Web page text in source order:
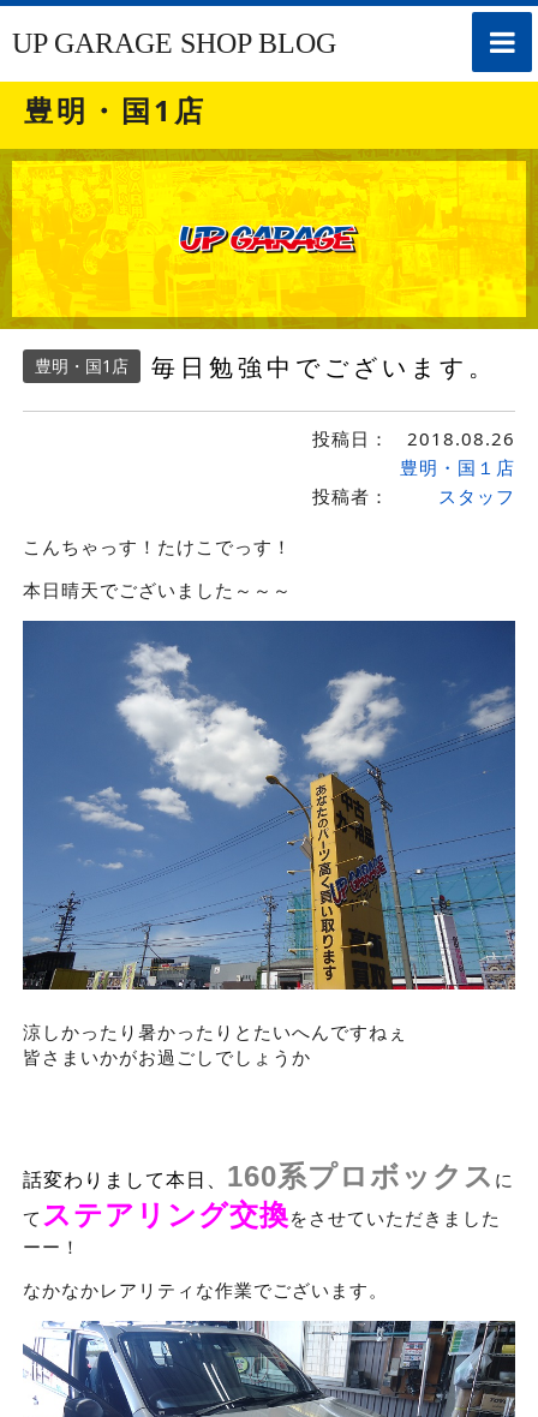
toggle
UP GARAGE SHOP BLOG
豊明・国1店
豊明・国1店 毎日勉強中でございます。
投稿日： 2018.08.26
投稿者：
豊明・国１店
スタッフ
こんちゃっす！たけこでっす！
本日晴天でございました～～～
涼しかったり暑かったりとたいへんですねぇ
皆さまいかがお過ごしでしょうか
話変わりまして本日、 160系プロボックス に
て ステアリング交換をさせていただきました
ーー！
なかなかレアリティな作業でございます。